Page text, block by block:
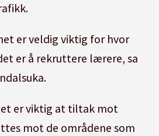
er veldig viktig for hvor
er å rekruttere lærere, sa
er viktig at tiltak mot
mot de områdene som